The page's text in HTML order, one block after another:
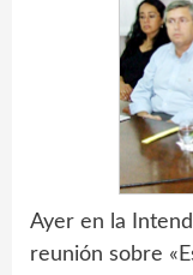
Ayer en la
reunión sobre